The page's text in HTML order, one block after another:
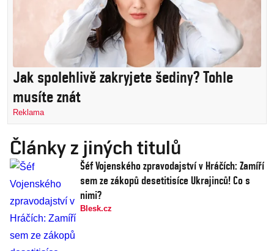
Jak spolehlivě zakryjete šediny? Tohle
musíte znát
Reklama
Články z jiných titulů
Šéf Vojenského zpravodajství v Hráčích: Zamíří
sem ze zákopů desetitisíce Ukrajinců! Co s
nimi?
Blesk.cz